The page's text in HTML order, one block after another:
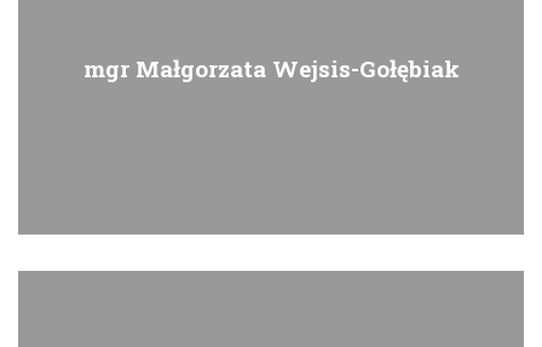
mgr Małgorzata Wejsis-Gołębiak